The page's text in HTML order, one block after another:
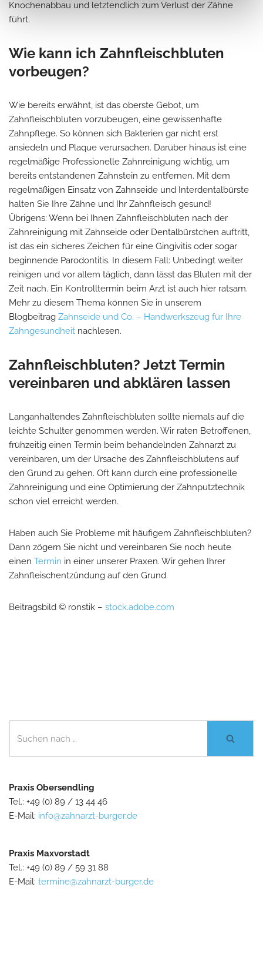
Knochenabbau und letztendlich zum Verlust der Zähne
führt.
Wie kann ich Zahnfleischbluten
vorbeugen?
Wie bereits erwähnt, ist das oberste Gebot, um
Zahnfleischbluten vorzubeugen, eine gewissenhafte
Zahnpflege. So können sich Bakterien gar nicht erst
ansiedeln und Plaque verursachen. Darüber hinaus ist eine
regelmäßige Professionelle Zahnreinigung wichtig, um
bereits entstandenen Zahnstein zu entfernen. Mit dem
regelmäßigen Einsatz von Zahnseide und Interdentalbürste
halten Sie Ihre Zähne und Ihr Zahnfleisch gesund!
Übrigens: Wenn bei Ihnen Zahnfleischbluten nach der
Zahnreinigung mit Zahnseide oder Dentalbürstchen auftritt,
ist das ein sicheres Zeichen für eine Gingivitis oder sogar
beginnende Parodontitis. In diesem Fall: Unbedingt weiter
reinigen und vor allem täglich, dann lässt das Bluten mit der
Zeit nach. Ein Kontrolltermin beim Arzt ist auch hier ratsam.
Mehr zu diesem Thema können Sie in unserem
Blogbeitrag Zahnseide und Co. – Handwerkszeug für Ihre
Zahngesundheit nachlesen.
Zahnfleischbluten? Jetzt Termin
vereinbaren und abklären lassen
Langanhaltendes Zahnfleischbluten sollte niemals auf die
leichte Schulter genommen werden. Wir raten Betroffenen,
frühzeitig einen Termin beim behandelnden Zahnarzt zu
vereinbaren, um der Ursache des Zahnfleischblutens auf
den Grund zu gehen. Oft kann durch eine professionelle
Zahnreinigung und eine Optimierung der Zahnputztechnik
schon viel erreicht werden.
Haben auch Sie Probleme mit häufigem Zahnfleischbluten?
Dann zögern Sie nicht und vereinbaren Sie noch heute
einen Termin in einer unserer Praxen. Wir gehen Ihrer
Zahnfleischentzündung auf den Grund.
Beitragsbild © ronstik – stock.adobe.com
Praxis Obersendling
Tel.: +49 (0) 89 / 13 44 46
E-Mail: info@zahnarzt-burger.de
Praxis Maxvorstadt
Tel.: +49 (0) 89 / 59 31 88
E-Mail: termine@zahnarzt-burger.de